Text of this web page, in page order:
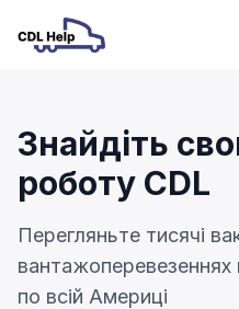
Знайдіть
роботу CDL
Перегляньте тисячі
вантажоперевезеннях
по всій Америці